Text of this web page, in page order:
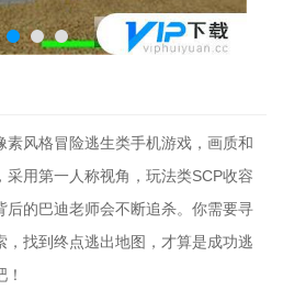
素风格冒险逃生类手机游戏，画质和
用第一人称视角，玩法类SCP收容
后的巴迪老师会不断追杀。你需要寻
找到终点逃出地图，才算是成功逃